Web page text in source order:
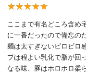
ここまで有名どころ含め
に一番だったので備忘の
麺は太すぎないピロピロ
プは程よい乳化で脂が回
なる味、豚はホロホロ柔